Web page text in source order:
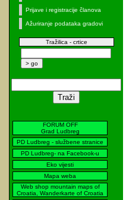
Prijave i registracije članova
Ažuriranje podataka gradovi
Tražilica - crtice
FORUM OFF
Grad Ludbreg
PD Ludbreg - službene stranice
PD Ludbreg- na Facebook-u
Eko vijesti
Mapa weba
Web shop mountain maps of
Croatia, Wanderkarte of Croatia